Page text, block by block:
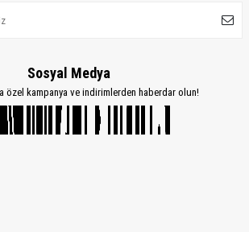
Sosyal Medya
özel kampanya ve indirimlerden haberdar olun!